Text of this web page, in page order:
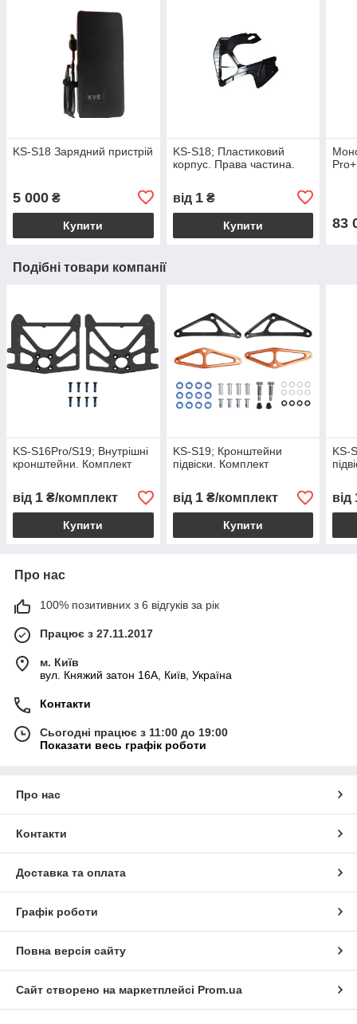
KS-S18 Зарядний пристрій
5 000 ₴
Купити
KS-S18; Пластиковий
корпус. Права частина.
від 1₴
Купити
Pro+
83
Подібні товари компанії
KS-S16Pro/S19; Внутрішні
кронштейни. Комплект
від 1 ₴/комплект
Купити
KS-S19; Кронштейни
підвіски. Комплект
від 1₴/комплект
Купити
KS-
від
Про нас
100% позитивних з 6 відгуків за рік
Працює з 27.11.2017
м. Київ
вул. Княжий затон 16А, Київ, Україна
Контакти
Сьогодні працює з 11:00 до 19:00
Показати весь графік роботи
Про нас
Контакти
Доставка та оплата
Графік роботи
Повна версія сайту
Сайт створено на маркетплейсі Prom.ua